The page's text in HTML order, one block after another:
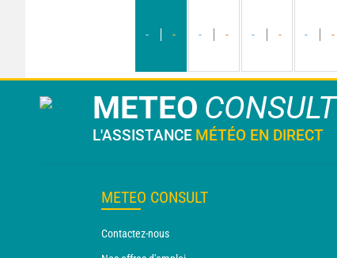
- - - - - - - -
METEO CONSULT
L'ASSISTANCE MÉTÉO EN DIRECT
METEO CONSULT
Contactez-nous